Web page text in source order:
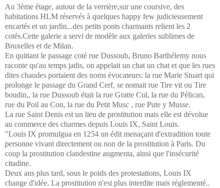
Au 3ème étage, autour de la verrière,sur une coursive, des
habitations HLM réservés à quelques happy few judicieusement
encartés et un jardin...des petits ponts charmants relient les 2
cotés.Cette galerie a servi de modèle aux galeries sublimes de
Bruxelles et de Milan.
En quittant le passage coté rue Dussoub, Bruno Barthélemy nous
raconte qu'au temps jadis, on appelait un chat un chat et que les rues
dites chaudes portaient des noms évocateurs: la rue Marie Stuart qui
prolonge le passage du Grand Cerf, se nomait rue Tire vit ou Tire
boudin,, la rue Dussoub était la rue Gratte Cul, la rue du Pélican,
rue du Poil au Con, la rue du Petit Musc , rue Pute y Musse.
La rue Saint Denis est un lieu de prostitution mais elle est dévolue
au commerce des charmes depuis Louis IX, Saint Louis.
"Louis IX promulgua en 1254 un édit menaçant d'extradition toute
personne vivant directement ou non de la prostitution à Paris. Du
coup la prostitution clandestine augmenta, ainsi que l'insécurité
citadine.
Deux ans plus tard, sous le poids des protestations, Louis IX
change d'idée. La prostitution n'est plus interdite mais réglementé..